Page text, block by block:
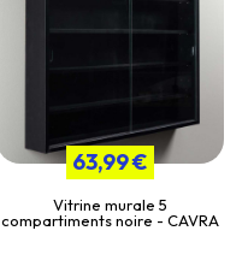
63,99 €
Vitrine murale 5
compartiments noire - CAVRA